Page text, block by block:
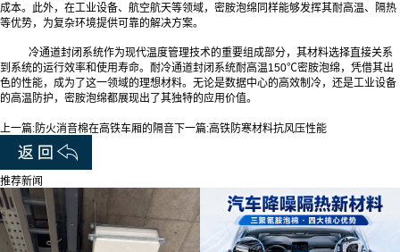
成本。此外，在工业设备、航空航天等领域，密胺泡绵同样能够发挥其耐高温、隔热
等优势，为复杂环境提供可靠的解决方案。
冷通道封闭系统作为现代温度管理技术的重要组成部分，其材料选择直接关系
到系统的运行效率和使用寿命。耐冷通道封闭系统耐高温150℃密胺泡绵，凭借其出
色的性能，成为了这一领域的理想材料。无论是数据中心的高效制冷，还是工业设备
的高温防护，密胺泡绵都展现出了其独特的应用价值。
上一篇:防火消音棉在高铁车厢的隔音下一篇:高铁防寒材料抗风压性能
推荐新闻